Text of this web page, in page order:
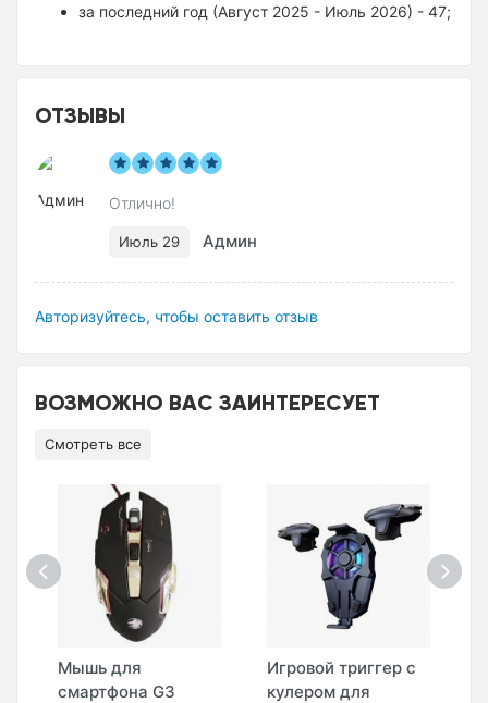
за последний год (Август 2025 - Июль 2026) - 47;
ОТЗЫВЫ
Отлично!
Июль 29 Админ
Авторизуйтесь, чтобы оставить отзыв
ВОЗМОЖНО ВАС ЗАИНТЕРЕСУЕТ
Смотреть все
Мышь для
смартфона G3
Игровой триггер с
кулером для